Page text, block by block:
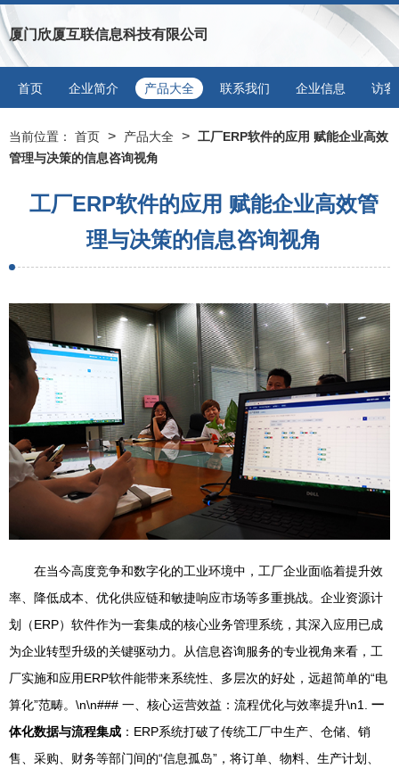
厦门欣厦互联信息科技有限公司
首页 企业简介 产品大全 联系我们 企业信息 访客
当前位置： 首页 > 产品大全 > 工厂ERP软件的应用 赋能企业高效
管理与决策的信息咨询视角
工厂ERP软件的应用 赋能企业高效管
理与决策的信息咨询视角
在当今高度竞争和数字化的工业环境中，工厂企业面临着提升效
率、降低成本、优化供应链和敏捷响应市场等多重挑战。企业资源计
划（ERP）软件作为一套集成的核心业务管理系统，其深入应用已成
为企业转型升级的关键驱动力。从信息咨询服务的专业视角来看，工
厂实施和应用ERP软件能带来系统性、多层次的好处，远超简单的“电
算化”范畴。\n\n### 一、核心运营效益：流程优化与效率提升\n1. 一
体化数据与流程集成 ：ERP系统打破了传统工厂中生产、仓储、销
售、采购、财务等部门间的“信息孤岛”，将订单、物料、生产计划、